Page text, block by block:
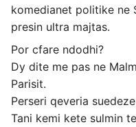
komedianet politike ne
presin ultra majtas.
Por cfare ndodhi?
Dy dite me pas ne
Parisit.
Perseri qeveria
Tani kemi kete sulmin